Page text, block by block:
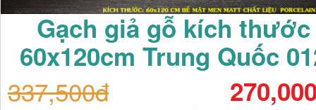
Gạch giả gỗ kích thước
60x120cm Trung Quốc
337,500đ